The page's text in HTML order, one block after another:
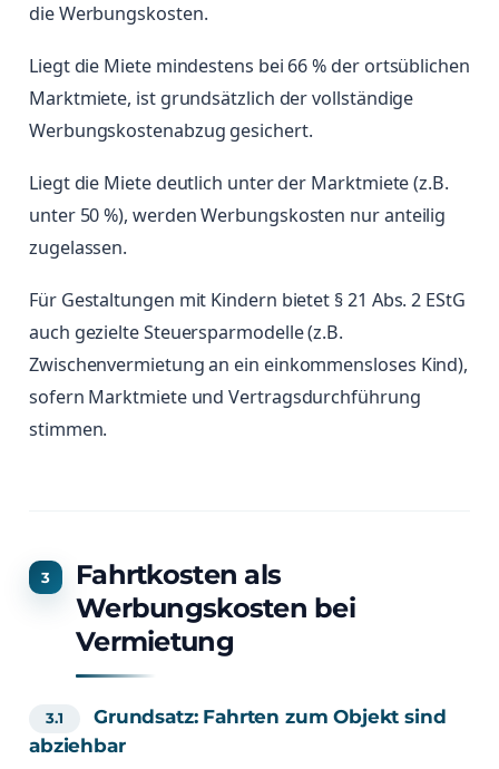
die Werbungskosten.
Liegt die Miete mindestens bei 66 % der ortsüblichen
Marktmiete, ist grundsätzlich der vollständige
Werbungskostenabzug gesichert.
Liegt die Miete deutlich unter der Marktmiete (z.B.
unter 50 %), werden Werbungskosten nur anteilig
zugelassen.
Für Gestaltungen mit Kindern bietet § 21 Abs. 2 EStG
auch gezielte Steuersparmodelle (z.B.
Zwischenvermietung an ein einkommensloses Kind),
sofern Marktmiete und Vertragsdurchführung
stimmen.
Fahrtkosten als
Werbungskosten bei
Vermietung
Grundsatz: Fahrten zum Objekt sind
abziehbar